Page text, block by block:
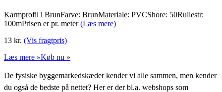
Karmprofil i BrunFarve: BrunMateriale: PVCShore: 50Rullestr:
100mPrisen er pr. meter(Læs mere)
13 kr. (Vis fragtpris)
Læs mere »Køb nu »
De fysiske byggemarkedskæder kender vi alle sammen, men kender
du også de bedste på nettet? Her er der bl.a. webshops som